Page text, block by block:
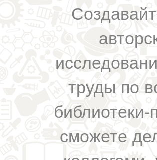
труды по
сможете